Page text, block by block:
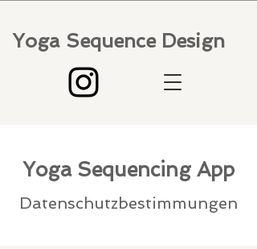
Yoga Sequence Design
Yoga Sequencing App
Datenschutzbestimmungen